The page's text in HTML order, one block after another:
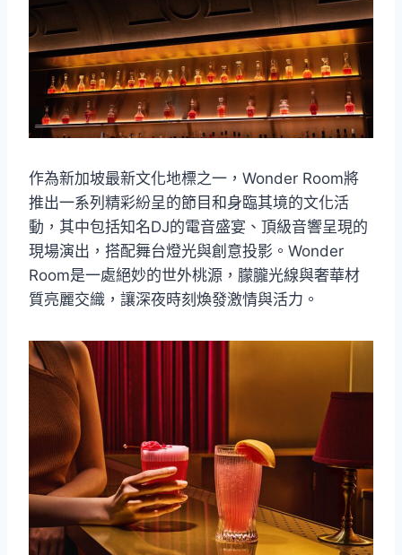
作為新加坡最新文化地標之一，Wonder Room將
推出一系列精彩紛呈的節目和身臨其境的文化活
動，其中包括知名DJ的電音盛宴、頂級音響呈現的
現場演出，搭配舞台燈光與創意投影。Wonder
Room是一處絕妙的世外桃源，朦朧光線與奢華材
質亮麗交織，讓深夜時刻煥發激情與活力。